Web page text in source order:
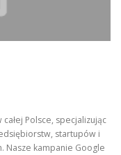
Polsce, specjalizując
startupów i
Nasze kampanie Google